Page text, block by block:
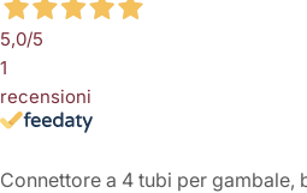
5,0/5
1
recensioni
Connettore a 4 tubi per gambale,